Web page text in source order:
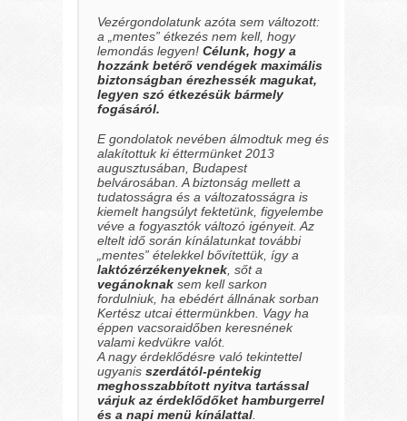
Vezérgondolatunk azóta sem változott:
a „mentes” étkezés nem kell, hogy
lemondás legyen!Célunk, hogy a
hozzánk betérő vendégek maximális
biztonságban érezhessék magukat,
legyen szó étkezésük bármely
fogásáról.
E gondolatok nevében álmodtuk meg és
alakítottuk ki éttermünket 2013
augusztusában, Budapest
belvárosában. A biztonság mellett a
tudatosságra és a változatosságra is
kiemelt hangsúlyt fektetünk, figyelembe
véve a fogyasztók változó igényeit. Az
eltelt idő során kínálatunkat további
„mentes” ételekkel bővítettük, így a
laktózérzékenyeknek , sőt a
vegánoknak sem kell sarkon
fordulniuk, ha ebédért állnának sorban
Kertész utcai éttermünkben. Vagy ha
éppen vacsoraidőben keresnének
valami kedvükre valót.
A nagy érdeklődésre való tekintettel
ugyanisszerdától-péntekig
meghosszabbított nyitva tartással
várjuk az érdeklődőket hamburgerrel
és a napi menü kínálattal